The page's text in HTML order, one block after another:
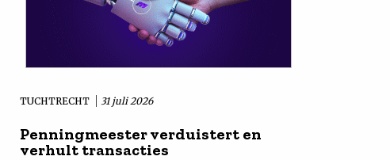
TUCHTRECHT 31 juli 2026
Penningmeester verduistert en
verhult transacties